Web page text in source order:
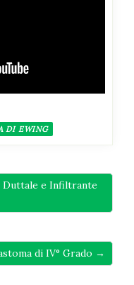
DI EWING
Duttale e Infiltrante
di IV° Grado →